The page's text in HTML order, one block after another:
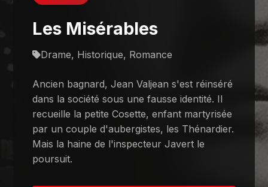
Les Misérables
Drame, Historique, Romance
Ancien bagnard, Jean Valjean s'est réinséré
dans la société sous une fausse identité. Il
recueille la petite Cosette, enfant martyrisée
par un couple d'aubergistes, les Thénardier.
Mais la haine de l'inspecteur Javert le
poursuit.